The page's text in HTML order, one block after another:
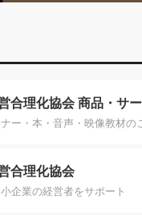
合理化協会 商品・サ
ー・本・音声・映像教材の
合理化協会
企業の経営者をサポート